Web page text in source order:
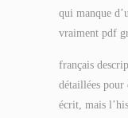
qui manque
vraiment pdf
français
détaillées pour
écrit, mais